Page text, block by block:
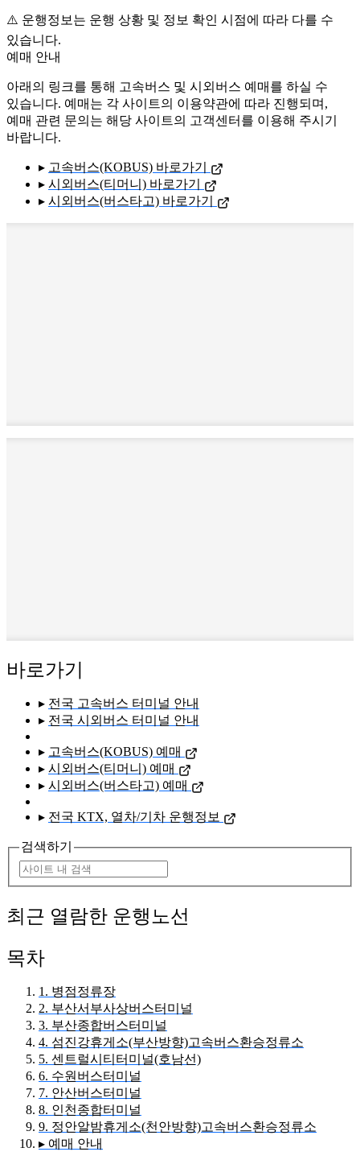
⚠️ 운행정보는 운행 상황 및 정보 확인 시점에 따라 다를 수
있습니다.
예매 안내
아래의 링크를 통해 고속버스 및 시외버스 예매를 하실 수
있습니다. 예매는 각 사이트의 이용약관에 따라 진행되며,
예매 관련 문의는 해당 사이트의 고객센터를 이용해 주시기
바랍니다.
▸ 고속버스(KOBUS) 바로가기
▸ 시외버스(티머니) 바로가기
▸ 시외버스(버스타고) 바로가기
바로가기
▸ 전국 고속버스 터미널 안내
▸ 전국 시외버스 터미널 안내
▸ 고속버스(KOBUS) 예매
▸ 시외버스(티머니) 예매
▸ 시외버스(버스타고) 예매
▸ 전국 KTX, 열차/기차 운행정보
검색하기
최근 열람한 운행노선
목차
1. 병점정류장
2. 부산서부사상버스터미널
3. 부산종합버스터미널
4. 섬진강휴게소(부산방향)고속버스환승정류소
5. 센트럴시티터미널(호남선)
6. 수원버스터미널
7. 안산버스터미널
8. 인천종합터미널
9. 정안알밤휴게소(천안방향)고속버스환승정류소
▸ 예매 안내